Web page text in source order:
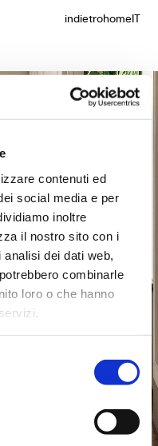
contenuti ed
social media e per
inoltre
il nostro sito con i
dei dati web,
combinarle
loro o che hanno
indietrohomeIT